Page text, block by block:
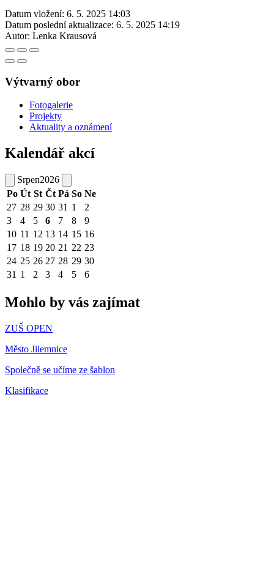
Datum vložení: 6. 5. 2025 14:03
Datum poslední aktualizace: 6. 5. 2025 14:19
Autor: Lenka Krausová
Výtvarný obor
Fotogalerie
Projekty
Aktuality a oznámení
Kalendář akcí
Srpen2026
Po Út St Čt Pá So Ne
27 28 29 30 31 1
2
3
4 5 6 7 8
9
10 11 12 13 14 15 16
17 18 19 20 21 22 23
24 25 26 27 28 29 30
31 1 2 3 4 5 6
Mohlo by vás zajímat
ZUŠ OPEN
Město Jilemnice
Společně se učíme ze šablon
Klasifikace